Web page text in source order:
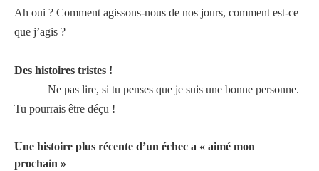
Ah oui ? Comment agissons-nous de nos jours, comment est-ce
que j’agis ?
Des histoires tristes !
Ne pas lire, si tu penses que je suis une bonne personne.
Tu pourrais être déçu !
Une histoire plus récente d’un échec a « aimé mon
prochain »